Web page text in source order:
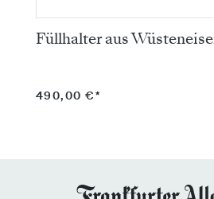
Füllhalter aus
490,00 €*